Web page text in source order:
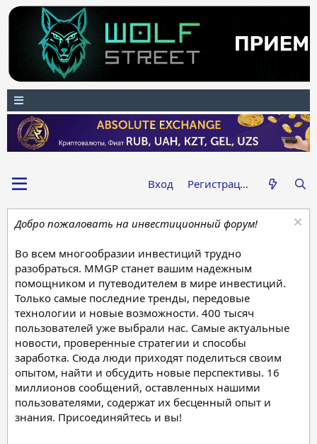
Вход Регистрация
Добро пожаловать на инвестиционный форум!
Во всем многообразии инвестиций трудно
разобраться. MMGP станет вашим надежным
помощником и путеводителем в мире инвестиций.
Только самые последние тренды, передовые
технологии и новые возможности. 400 тысяч
пользователей уже выбрали нас. Самые актуальные
новости, проверенные стратегии и способы
заработка. Сюда люди приходят поделиться своим
опытом, найти и обсудить новые перспективы. 16
миллионов сообщений, оставленных нашими
пользователями, содержат их бесценный опыт и
знания. Присоединяйтесь и вы!